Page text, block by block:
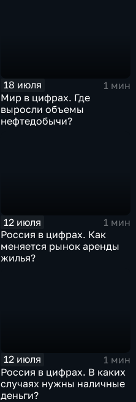
18 июля
1 мин
Мир в цифрах. Где
выросли объемы
нефтедобычи?
12 июля
1 мин
Россия в цифрах. Как
меняется рынок аренды
жилья?
12 июля
1 мин
Россия в цифрах. В каких
случаях нужны наличные
деньги?